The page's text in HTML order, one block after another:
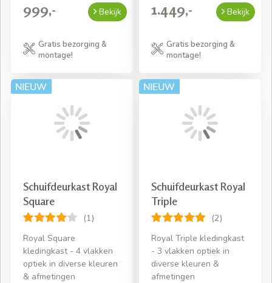
999,- Bekijk
Gratis bezorging &
montage!
1.449,- Bekijk
Gratis bezorging &
montage!
Schuifdeurkast Royal
Square
(1)
Royal Square
kledingkast - 4 vlakken
optiek in diverse kleuren
& afmetingen
Schuifdeurkast Royal
Triple
(2)
Royal Triple kledingkast
- 3 vlakken optiek in
diverse kleuren &
afmetingen